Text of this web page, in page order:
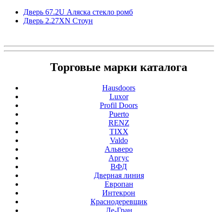
Дверь 67.2U Аляска стекло ромб
Дверь 2.27ХN Стоун
Торговые марки каталога
Hausdoors
Luxor
Profil Doors
Puerto
RENZ
TIXX
Valdo
Альверо
Аргус
ВФД
Дверная линия
Европан
Интекрон
Краснодеревщик